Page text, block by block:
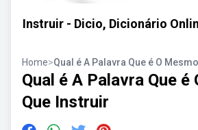
Instruir - Dicio, Dicionário
Home>Qual é A Palavra Que é O
Qual é A Palavra Que é
Que Instruir